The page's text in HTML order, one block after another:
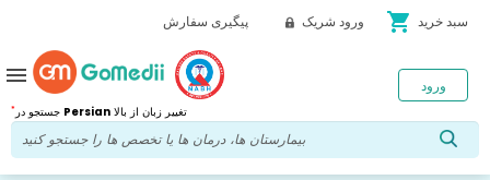
پیگیری سفارش ورود شریک shopping_cart سبد خرید
* Persian تغییر زبان از بالا
ورود menu